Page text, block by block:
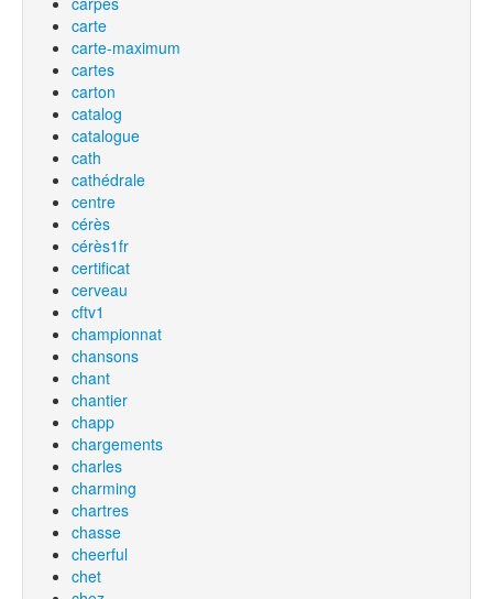
carte
carte-maximum
cartes
carton
catalog
catalogue
cath
cathédrale
centre
cérès
cérès1fr
certificat
cerveau
cftv1
championnat
chansons
chant
chantier
chapp
chargements
charles
charming
chartres
chasse
cheerful
chet